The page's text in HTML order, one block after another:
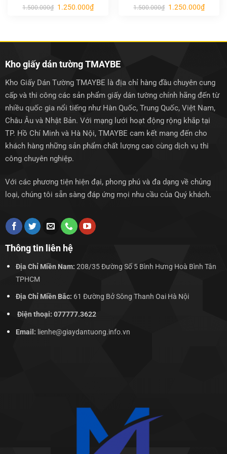
1.500.000₫ Giá
1.250.000₫Giá
hiện
1.500.000₫ Giá
1.250.000₫Giá
hiện
Kho giấy dán tường TMAYBE
Kho Giấy Dán Tường TMAYBE là địa chỉ hàng đầu chuyên cung
cấp và thi công các sản phẩm giấy dán tường chính hãng đến từ
nhiều quốc gia nổi tiếng như Hàn Quốc, Trung Quốc, Việt Nam,
Châu Âu và Nhật Bản. Với mạng lưới hoạt động rộng khắp tại
TP. Hồ Chí Minh và Hà Nội, TMAYBE cam kết mang đến cho
khách hàng những sản phẩm chất lượng cao cùng dịch vụ thi
công chuyên nghiệp.
Với các phương tiện hiện đại, phong phú và đa dạng về chủng
loại, chúng tôi sẵn sàng đáp ứng mọi nhu cầu của Quý khách.
Thông tin liên hệ
Địa Chỉ Miền Nam: 208/35 Đường Số 5 Bình Hưng Hoà Bình Tân
TPHCM
Địa Chỉ Miền Bắc: 61 Đường Bở Sông Thanh Oai Hà Nội
Điện thoại: 077777.3622
Email: lienhe@giaydantuong.info.vn